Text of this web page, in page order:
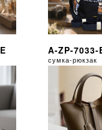
A-ZP-7033-
сумка-рюкзак